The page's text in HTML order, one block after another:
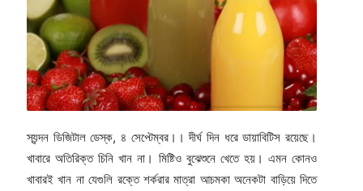
স্যন্দন ডিজিটাল ডেস্ক, ৪ সেপ্টেম্বর।। দীর্ঘ দিন ধরে ডায়াবিটিস রয়েছে।
খাবারে অতিরিক্ত চিনি খান না। মিষ্টিও বুঝেশুনে খেতে হয়। এমন কোনও
খাবারই খান না যেগুলি রক্তে শর্করার মাত্রা আচমকা অনেকটা বাড়িয়ে দিতে